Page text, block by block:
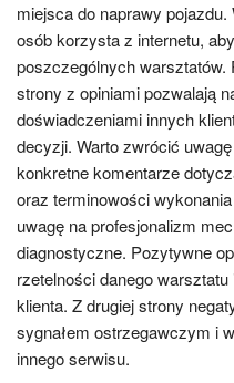
miejsca do naprawy
osób korzysta z internetu,
poszczególnych warsztatów.
strony z opiniami pozwalają
doświadczeniami innych
decyzji. Warto zwrócić
konkretne komentarze
oraz terminowości
uwagę na profesjonalizm
diagnostyczne. Pozytywne
rzetelności danego
klienta. Z drugiej strony
sygnałem ostrzegawczym i
innego serwisu.